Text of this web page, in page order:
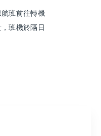
班前往轉機
班機於隔日